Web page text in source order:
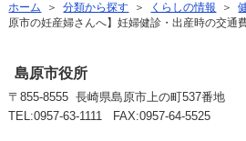
ホーム ＞分類から探す ＞ くらしの情報 ＞
原市の妊産婦さんへ】妊婦健診・出産時の交通
島原市役所
〒855-8555 長崎県島原市上の町537番地
TEL:0957-63-1111 FAX:0957-64-5525